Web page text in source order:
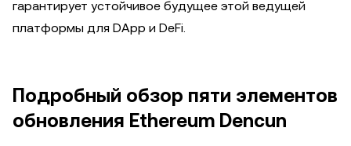
гарантирует устойчивое будущее этой ведущей
платформы для DApp и DeFi.
Подробный обзор пяти элементов
обновления Ethereum Dencun